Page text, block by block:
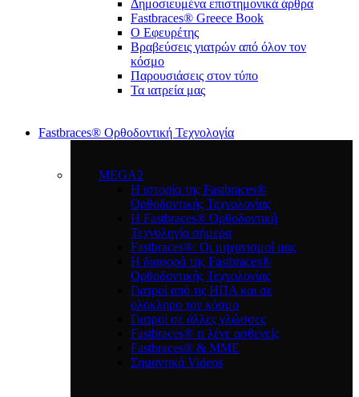
Δημοσιευμένα επιστημονικά άρθρα
Fastbraces® Greece Book
Ο Εφευρέτης
Bραβεύσεις γιατρών από όλον τον
κόσμο
Παρουσιάσεις στον τύπο
Τα ιατρεία μας
Fastbraces® Ορθοδοντική Τεχνολογία
MEGA2
Η ιστορία της Fastbraces®
Ορθοδοντικής Τεχνολογίας
H Fastbraces® Ορθοδοντική
Τεχνολογία σήμερα
Fastbraces®: Οι μηχανισμοί μας
Η διαφορά της Fastbraces®
Ορθοδοντικής Τεχνολογίας
Γιατροί από τις ΗΠΑ και σε
ολόκληρο τον κόσμο
Γιατροί σε άλλες γλώσσες
Fastbraces® τι λένε ασθενείς
Fastbraces® & ΜΜΕ
Σημαντικά Videos